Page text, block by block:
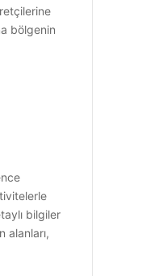
bölgenin
bilgiler
alanları,